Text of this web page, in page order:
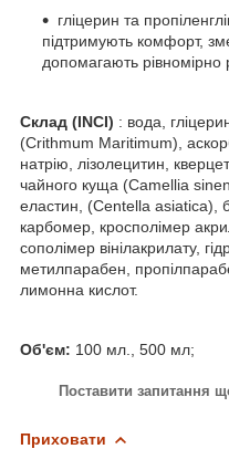
гліцерин та
підтримують комфорт,
допомагають рівномірно
Склад (INCI) : вода,
(Crithmum Maritimum),
натрію, лізолецитин,
чайного куща (Camellia
еластин, (Centella asiatica),
карбомер, кросполімер
сополімер вінілакрилату,
метилпарабен,
лимонна кислот.
Об'єм: 100 мл., 500 мл;
Поставити запитання
Приховати